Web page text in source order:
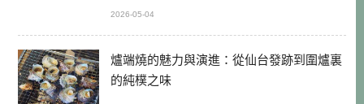
2026-05-04
爐端燒的魅力與演進：從仙台發跡到圍爐裏
的純樸之味